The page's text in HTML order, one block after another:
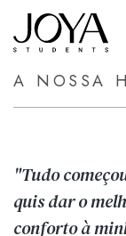
A NOSSA
"Tudo
quis dar o
conforto à